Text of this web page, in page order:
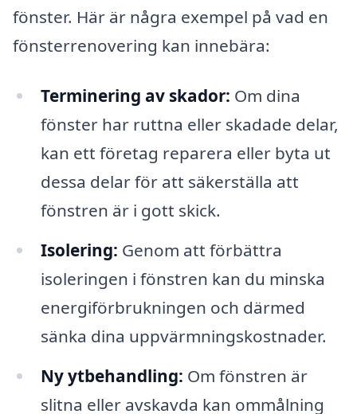
fönster. Här är några exempel på vad en
fönsterrenovering kan innebära:
Terminering av skador: Om dina
fönster har ruttna eller skadade delar,
kan ett företag reparera eller byta ut
dessa delar för att säkerställa att
fönstren är i gott skick.
Isolering: Genom att förbättra
isoleringen i fönstren kan du minska
energiförbrukningen och därmed
sänka dina uppvärmningskostnader.
Ny ytbehandling: Om fönstren är
slitna eller avskavda kan ommålning